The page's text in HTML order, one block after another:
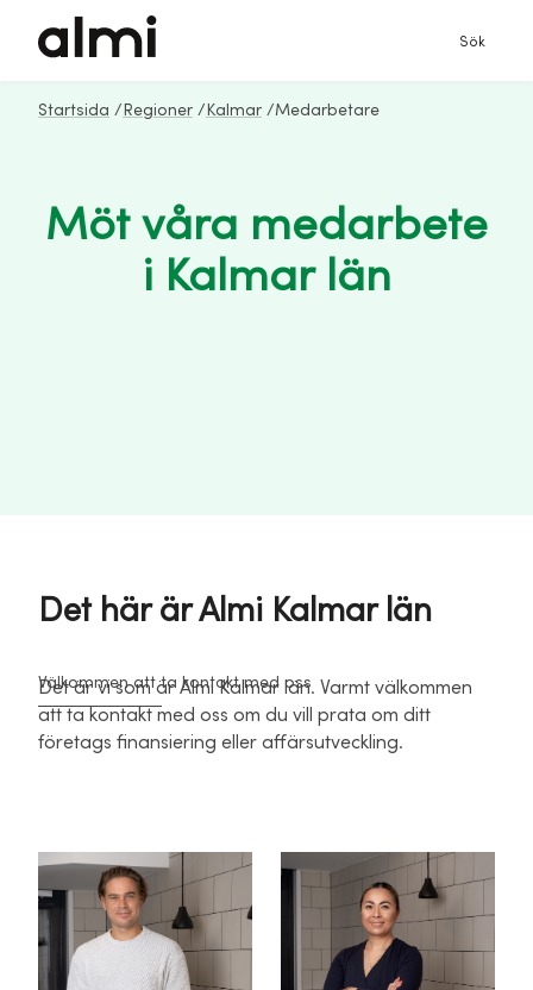
Sök
Startsida / Regioner / Kalmar /Medarbetare
Möt våra medarbete
i Kalmar län
Det här är Almi Kalmar län
Välkommen att ta kontakt med oss
Det är vi som är Almi Kalmar län. Varmt välkommen
att ta kontakt med oss om du vill prata om ditt
företags finansiering eller affärsutveckling.